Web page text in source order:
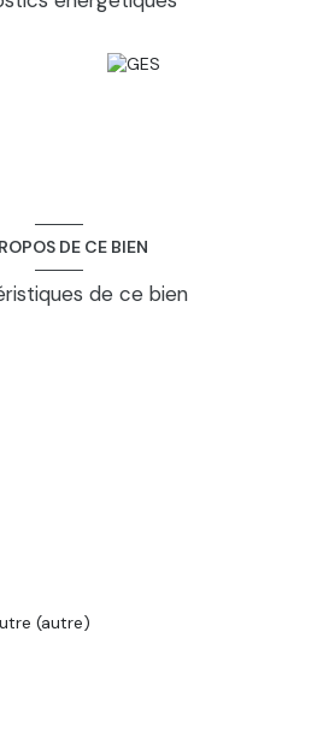
0698484278
DE CE BIEN
de ce bien
(autre)